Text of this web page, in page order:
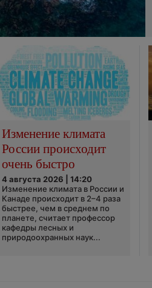
Изменение климата
России происходит
очень быстро
4 августа 2026 | 14:20
Изменение климата в России и
Канаде происходит в 2–4 раза
быстрее, чем в среднем по
планете, считает профессор
кафедры лесных и
природоохранных наук...